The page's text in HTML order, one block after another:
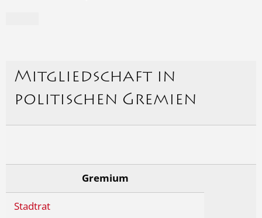
Mitgliedschaft in
politischen Gremien
Gremium
Stadtrat